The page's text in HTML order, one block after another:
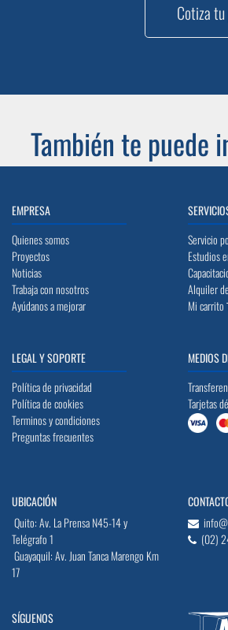
Cotiza
También te puede
EMPRESA
Quienes somos
Proyectos
Noticias
Trabaja con nosotros
Ayúdanos a mejorar
Servicio
Estudios
Alquiler
Mi carrito
LEGAL Y SOPORTE
Política de privacidad
Política de cookies
Terminos y condiciones
Preguntas frecuentes
MEDIOS
Tarjetas
UBICACIÓN
Quito: Av. La Prensa N45-14 y
Telégrafo 1
Guayaquil: Av. Juan Tanca Marengo Km
17
(02)
SÍGUENOS